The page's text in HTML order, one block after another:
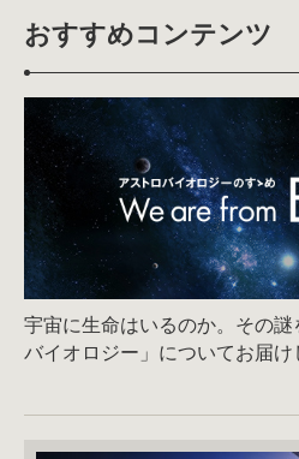
おすすめコンテンツ
宇宙に生命はいるのか。その
バイオロジー」についてお届け